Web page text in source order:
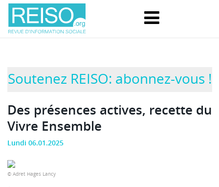
Soutenez REISO: abonnez-vous !
Des présences actives, recette du
Vivre Ensemble
Lundi 06.01.2025
© Adret Hages Lancy